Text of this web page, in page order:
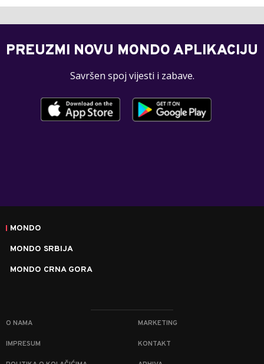
PREUZMI NOVU MONDO APLIKACIJU
Savršen spoj vijesti i zabave.
MONDO
MONDO SRBIJA
MONDO CRNA GORA
O NAMA MARKETING
IMPRESUM KONTAKT